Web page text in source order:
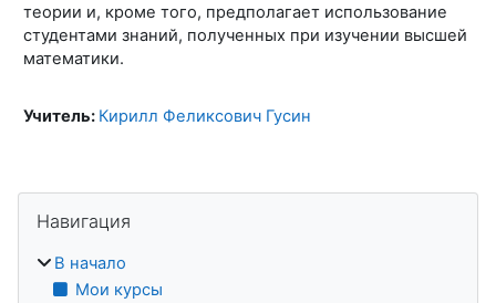
теории и, кроме того, предполагает использование
студентами знаний, полученных при изучении высшей
математики.
Учитель: Кирилл Феликсович Гусин
Блоки
Навигация
В начало
Мои курсы